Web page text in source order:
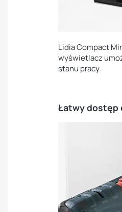
Lidia Compact
wyświetlacz
stanu pracy.
Łatwy dostęp